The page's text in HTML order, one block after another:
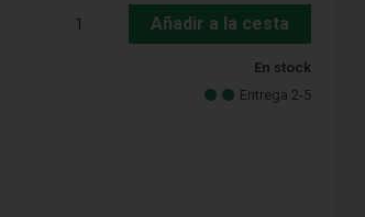
Añadir a la cesta
En stock
Entrega 2-5